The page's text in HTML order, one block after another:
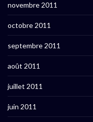
novembre 2011
octobre 2011
septembre 2011
août 2011
juillet 2011
juin 2011